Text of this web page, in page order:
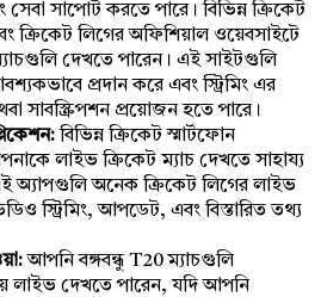
সেবা সাপোর্ট করতে পারে। বিভিন্ন ক্রিকেট
ক্রিকেট লিগের অফিশিয়াল ওয়েবসাইটে
দেখতে পারেন। এই সাইটগুলি
প্রদান করে এবং স্ট্রিমিং এর
সাবস্ক্রিপশন প্রয়োজন হতে পারে।
বিভিন্ন ক্রিকেট স্মার্টফোন
লাইভ ক্রিকেট ম্যাচ দেখতে সাহায্য
অ্যাপগুলি অনেক ক্রিকেট লিগের লাইভ
স্ট্রিমিং, আপডেট, এবং বিস্তারিত তথ্য
আপনি বঙ্গবন্ধু T20 ম্যাচগুলি
লাইভ দেখতে পারেন, যদি আপনি